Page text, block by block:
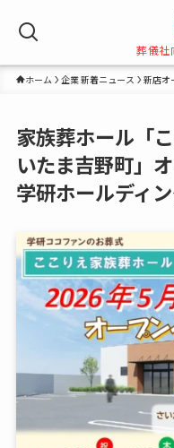
葬儀社
ホーム 企業 新着ニュース 新店オ
家族葬ホール「
いたま吉野町」
学研ホールディ